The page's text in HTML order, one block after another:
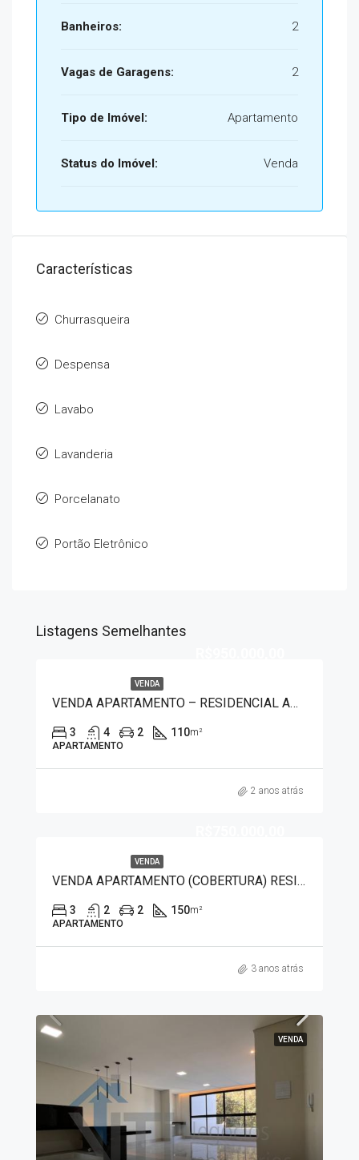
Banheiros: 2
Vagas de Garagens: 2
Tipo de Imóvel: Apartamento
Status do Imóvel: Venda
Características
Churrasqueira
Despensa
Lavabo
Lavanderia
Porcelanato
Portão Eletrônico
Listagens Semelhantes
VENDA
VENDA APARTAMENTO – RESIDENCIAL AMAZONAS 51120
3 4 2 110m²
APARTAMENTO
2 anos atrás
VENDA
VENDA APARTAMENTO (COBERTURA) RESIDENCIAL AMAZONAS 51058
3 2 2 150m²
APARTAMENTO
3 anos atrás
VENDA